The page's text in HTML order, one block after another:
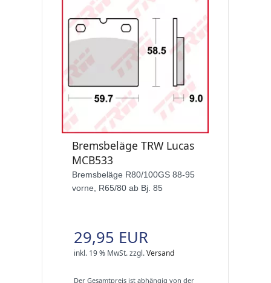
Bremsbeläge TRW Lucas
MCB533
Bremsbeläge R80/100GS 88-95
vorne, R65/80 ab Bj. 85
29,95 EUR
inkl. 19 % MwSt.zzgl.Versand
Der Gesamtpreis ist abhängig von der